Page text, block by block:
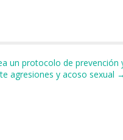
un protocolo de prevención
agresiones y acoso sexual →